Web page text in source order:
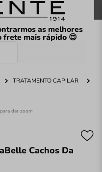
a partir de R$199
as melhores
frete mais rápido 😍
TRATAMENTO CAPILAR
dar zoom
Cachos Da